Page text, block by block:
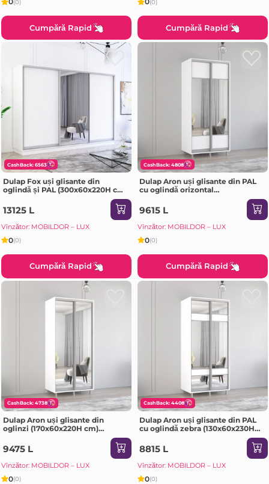
(0)
Cumpără Rapid
(0)
Cumpără Rapid
CashBack: 6563
Dulap Fox uși glisante din
oglindă și PAL (300x60x220H cm)
13125 L
Vînzător: MOBILDOR – LUX
0(0)
Cumpără Rapid
CashBack: 4808
Dulap Aron uși glisante din PAL
cu oglindă orizontal
(190x60x210H cm) Alb Brilliant
9615 L
Vînzător: MOBILDOR – LUX
0(0)
Cumpără Rapid
CashBack: 4738
Dulap Aron uși glisante din
oglinzi (170x60x220H cm)
9475 L
Vînzător: MOBILDOR – LUX
0(0)
CashBack: 4408
Dulap Aron uși glisante din PAL
cu oglindă zebra (130x60x230H
8815 L
Vînzător: MOBILDOR – LUX
0(0)